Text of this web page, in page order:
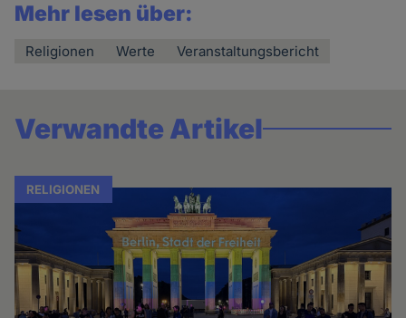
Mehr lesen über:
Religionen Werte Veranstaltungsbericht
Verwandte Artikel
RELIGIONEN